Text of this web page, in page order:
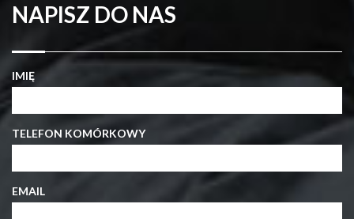
NAPISZ DO NAS
IMIĘ
TELEFON KOMÓRKOWY
EMAIL